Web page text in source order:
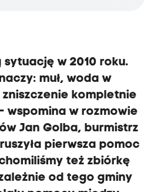
sytuację w 2010 roku.
muł, woda w
kompletnie
wspomina w rozmowie
Jan Golba, burmistrz
pierwsza pomoc
też zbiórkę
od tego gminy